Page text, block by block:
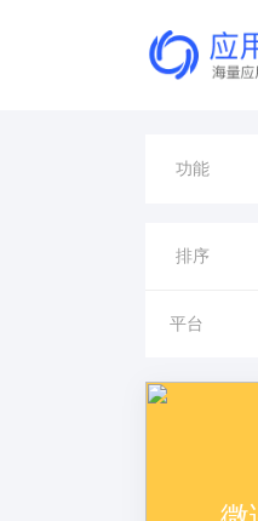
功能
排序
平台